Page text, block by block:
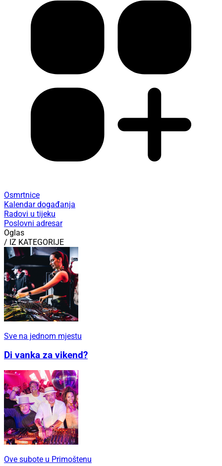
Osmrtnice
Kalendar događanja
Radovi u tijeku
Poslovni adresar
Oglas
/ IZ KATEGORIJE
Sve na jednom mjestu
Di vanka za vikend?
Ove subote u Primoštenu